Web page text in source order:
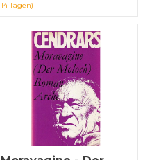
14 Tagen)